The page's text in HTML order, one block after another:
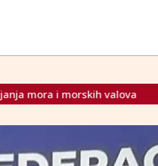
Budimir: Ako mi ne